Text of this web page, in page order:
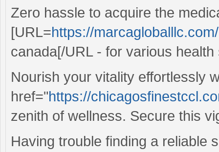
Zero hassle to acquire the
[URL=https://
canada[/URL - for various health
Nourish your vitality effortlessly
href="https://
zenith of wellness. Secure this
Having trouble finding a reliable